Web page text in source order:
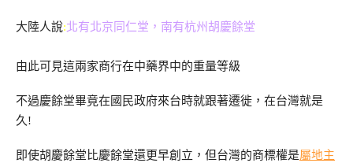
大陸人說:北有北京同仁堂，南有杭州胡慶餘堂
由此可見這兩家商行在中藥界中的重量等級
不過慶餘堂畢竟在國民政府來台時就跟著遷徙，在台灣就是
久!
即使胡慶餘堂比慶餘堂還更早創立，但台灣的商標權是屬地主